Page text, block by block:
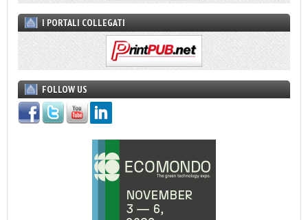
I PORTALI COLLEGATI
FOLLOW US